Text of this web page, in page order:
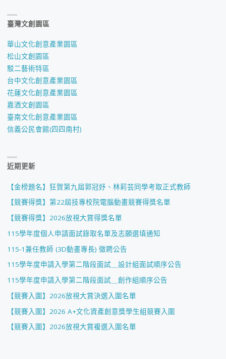
臺灣文創園區
華山文化創意產業園區
松山文創園區
駁二藝術特區
台中文化創意產業園區
花蓮文化創意產業園區
嘉酒文創園區
臺南文化創意產業園區
信義公民會館(四四南村)
近期更新
【金榜題名】狂賀第九屆郭冠妤、林莉芸同學考取正式教師
【競賽得獎】第22屆技專校院電腦動畫競賽得獎名單
【競賽得獎】2026放視大賞得獎名單
115學年度個人申請面試錄取名單及志願選填通知
115-1兼任教師 (3D動畫專長) 徵聘公告
115學年度申請入學第二階段面試＿設計組面試順序公告
115學年度申請入學第二階段面試＿創作組順序公告
【競賽入圍】2026放視大賞決選入圍名單
【競賽入圍】2026 A+文化資產創意獎學生組競賽入圍
【競賽入圍】2026放視大賞複選入圍名單